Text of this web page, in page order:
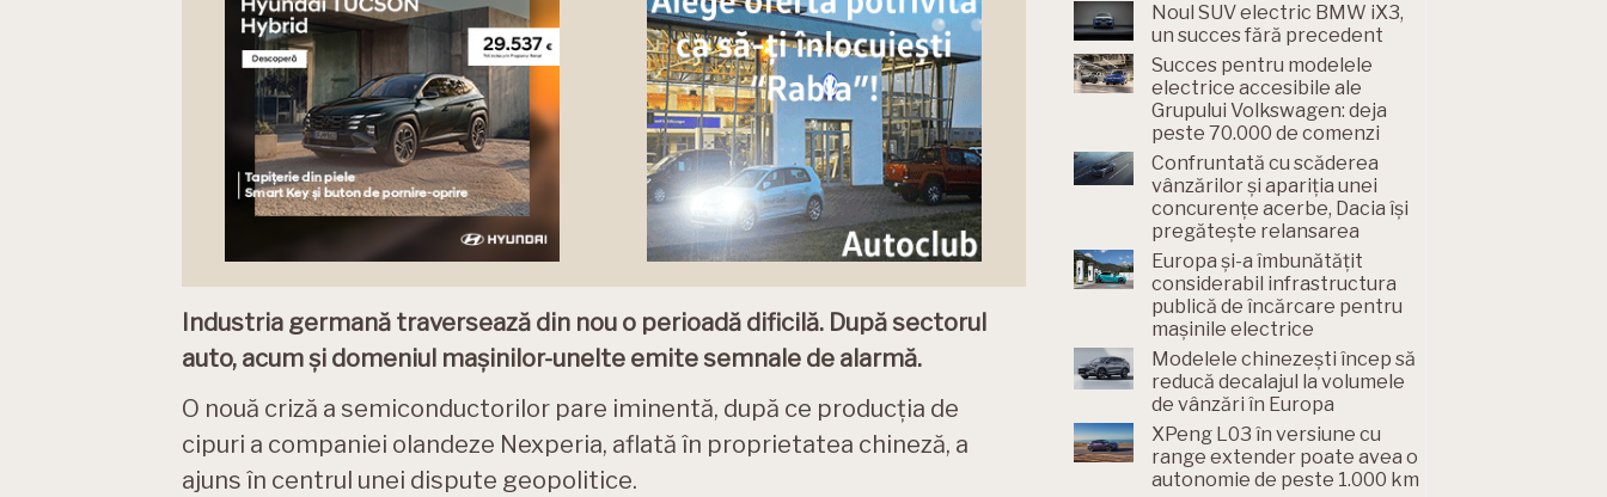
Industria germană traversează din nou o perioadă dificilă. După sectorul
auto, acum și domeniul mașinilor-unelte emite semnale de alarmă.
O nouă criză a semiconductorilor pare iminentă, după ce producția de
cipuri a companiei olandeze Nexperia, aflată în proprietatea chineză, a
ajuns în centrul unei dispute geopolitice.
Noul SUV electric BMW iX3,
un succes fără precedent
Succes pentru modelele
electrice accesibile ale
Grupului Volkswagen: deja
peste 70.000 de comenzi
Confruntată cu scăderea
vânzărilor și apariția unei
concurențe acerbe, Dacia își
pregătește relansarea
Europa și-a îmbunătățit
considerabil infrastructura
publică de încărcare pentru
mașinile electrice
Modelele chinezești încep să
reducă decalajul la volumele
de vânzări în Europa
XPeng L03 în versiune cu
range extender poate avea o
autonomie de peste 1.000 km